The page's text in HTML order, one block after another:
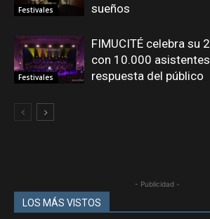
Festivales
sueños
Festivales
FIMUCITÉ celebra su
con 10.000
respuesta del público
- Publicidad -
LOS MÁS VISTOS